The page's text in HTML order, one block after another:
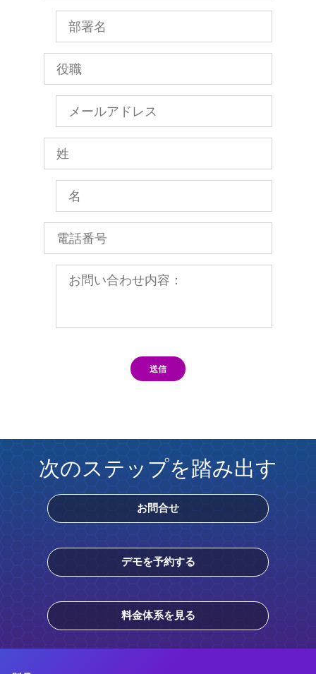
送信
次のステップを踏み出す
お問合せ
デモを予約する
料金体系を見る